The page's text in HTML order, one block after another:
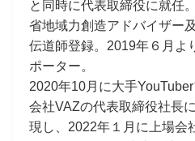
と同時に代表取締役に就任
省地域力創造アドバイザー
伝道師登録。2019年６月よ
ポーター。
2020年10月に大手
会社VAZの代表取締役社長
現し、2022年１月に上場会